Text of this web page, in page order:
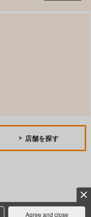
Agree and close
店舗を探す